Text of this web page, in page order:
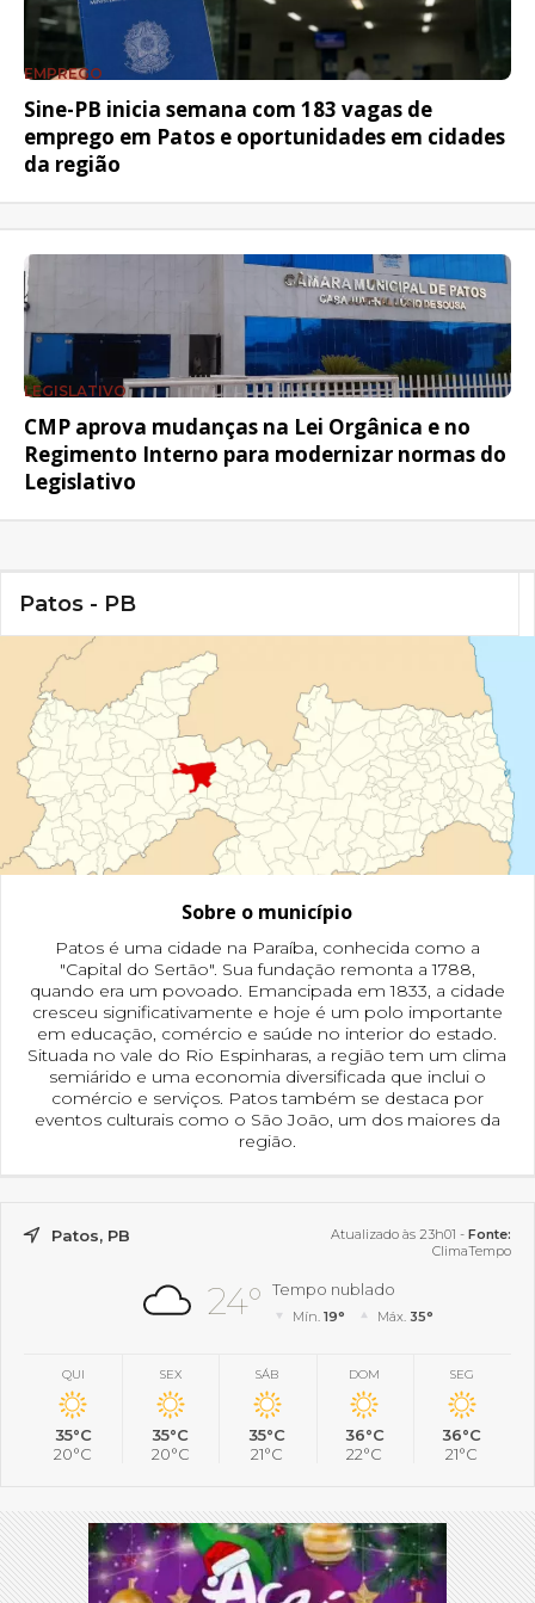
EMPREGO
Sine-PB inicia semana com 183 vagas de
emprego em Patos e oportunidades em cidades
da região
LEGISLATIVO
CMP aprova mudanças na Lei Orgânica e no
Regimento Interno para modernizar normas do
Legislativo
Patos - PB
Sobre o município
Patos é uma cidade na Paraíba, conhecida como a
"Capital do Sertão". Sua fundação remonta a 1788,
quando era um povoado. Emancipada em 1833, a cidade
cresceu significativamente e hoje é um polo importante
em educação, comércio e saúde no interior do estado.
Situada no vale do Rio Espinharas, a região tem um clima
semiárido e uma economia diversificada que inclui o
comércio e serviços. Patos também se destaca por
eventos culturais como o São João, um dos maiores da
região.
Patos, PB Atualizado às 23h01 - Fonte:
ClimaTempo
24° Tempo nublado
Mín.19° Máx. 35°
QUI
35°C
20°C
SEX
35°C
20°C
SÁB
35°C
21°C
DOM
36°C
22°C
SEG
36°C
21°C